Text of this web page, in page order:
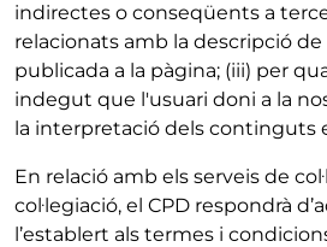
indirectes o conseqüents a
relacionats amb la descripció
publicada a la pàgina; (iii) per
indegut que l'usuari doni a la
la interpretació dels continguts
En relació amb els serveis de
col·legiació, el CPD respondrà
l’establert als termes i